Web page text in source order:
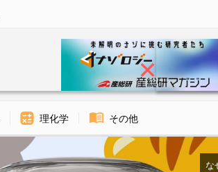
理化学 その他
な